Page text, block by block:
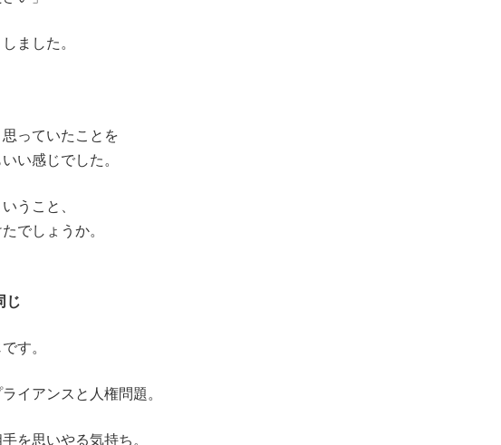
ました。
っていたことを
い感じでした。
うこと、
でしょうか。
じ
す。
イアンスと人権問題。
を思いやる気持ち。